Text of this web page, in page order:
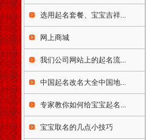
边县泸州市德阳市广汉市什邡
市绵竹市绵阳市江油市遂宁市
内江市乐山市夹南充市阆中市
眉山市青神县宜宾市广安市华
蓥市达州市万源市雅安市巴中
市资阳市简阳市西昌市马峨眉
山市都江堰市攀枝花市贵州省
怀市安顺市毕节市大方市兴义
市凯里市都匀市福泉市六盘水
选用起名套餐、宝宝吉祥...
网上商城
我们公司网站上的起名流...
中国起名改名大全中国地...
专家教你如何给宝宝起名...
宝宝取名的几点小技巧